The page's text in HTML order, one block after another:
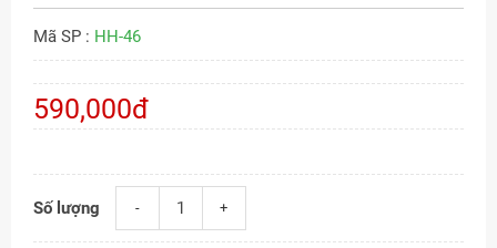
Mã SP : HH-46
590,000đ
Số lượng - +